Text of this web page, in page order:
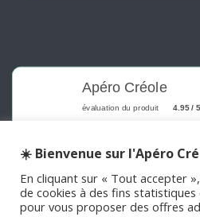
Apéro Créole
évaluation du produit 4.95 / 5
©2026 APERO CREOLE . Tous
☀️ Bienvenue sur l'Apéro
En cliquant sur « Tout accepter
de cookies à des fins
pour vous proposer des offres